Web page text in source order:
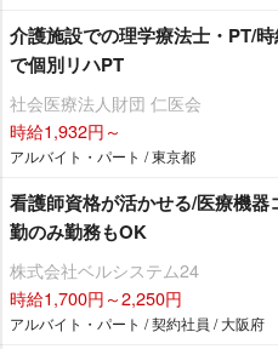
介護施設での理学療法士・PT/
で個別リハPT
社会医療法人財団 仁医会
時給1,932円～
アルバイト・パート / 東京都
看護師資格が活かせる/医療機
勤のみ勤務もOK
株式会社ベルシステム24
時給1,700円～2,250円
アルバイト・パート / 契約社員 / 大阪府